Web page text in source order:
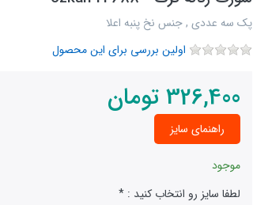
پک سه عددی , جنس نخ پنبه اعلا
اولین بررسی برای این محصول
326,400 تومان
راهنمای سایز
موجود
لطفا سایز رو انتخاب کنید :